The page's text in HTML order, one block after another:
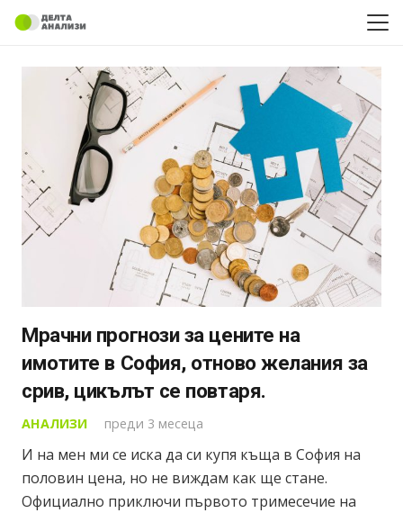
Мрачни прогнози за цените на
имотите в София, отново желания за
срив, цикълът се повтаря.
АНАЛИЗИ преди 3 месеца
И на мен ми се иска да си купя къща в София на
половин цена, но не виждам как ще стане.
Официално приключи първото тримесечие на